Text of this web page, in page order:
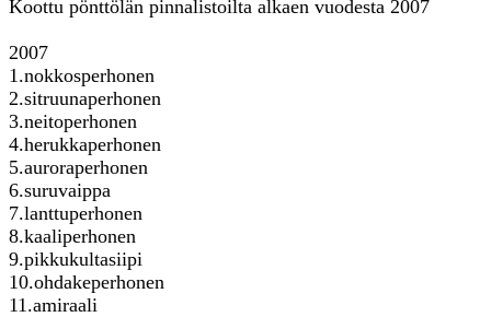
Koottu pönttölän pinnalistoilta alkaen vuodesta 2007
2007
1.nokkosperhonen
2.sitruunaperhonen
3.neitoperhonen
4.herukkaperhonen
5.auroraperhonen
6.suruvaippa
7.lanttuperhonen
8.kaaliperhonen
9.pikkukultasiipi
10.ohdakeperhonen
11.amiraali